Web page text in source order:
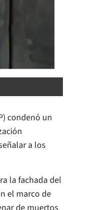
condenó un
a los
la fachada del
el marco de